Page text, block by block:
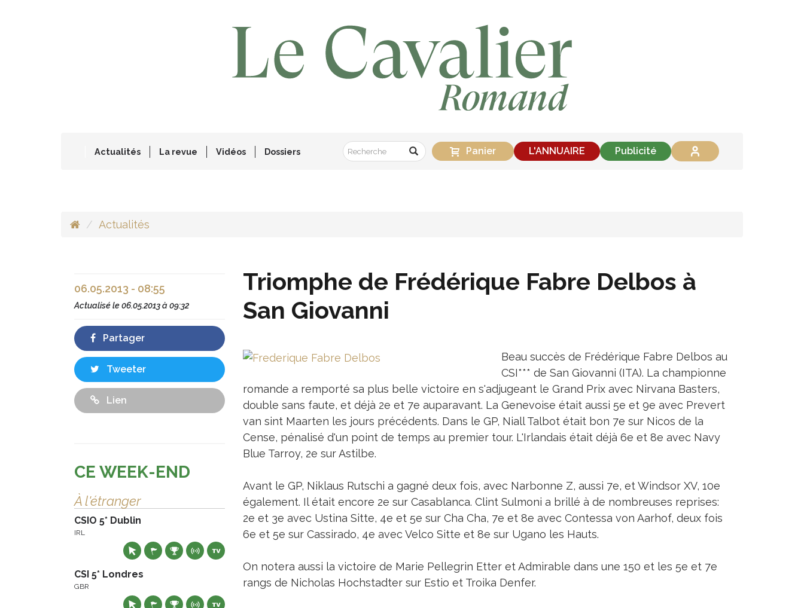
Actualités La revue Vidéos Dossiers Panier L'ANNUAIRE Publicité
Actualités
Triomphe de Frédérique Fabre Delbos à
San Giovanni
Beau succès de Frédérique Fabre Delbos au
CSI*** de San Giovanni (ITA). La championne
romande a remporté sa plus belle victoire en s'adjugeant le Grand Prix avec Nirvana Basters,
double sans faute, et déjà 2e et 7e auparavant. La Genevoise était aussi 5e et 9e avec Prevert
van sint Maarten les jours précédents. Dans le GP, Niall Talbot était bon 7e sur Nicos de la
Cense, pénalisé d'un point de temps au premier tour. L'Irlandais était déjà 6e et 8e avec Navy
Blue Tarroy, 2e sur Astilbe.
Avant le GP, Niklaus Rutschi a gagné deux fois, avec Narbonne Z, aussi 7e, et Windsor XV, 10e
également. Il était encore 2e sur Casablanca. Clint Sulmoni a brillé à de nombreuses reprises:
2e et 3e avec Ustina Sitte, 4e et 5e sur Cha Cha, 7e et 8e avec Contessa von Aarhof, deux fois
6e et 5e sur Cassirado, 4e avec Velco Sitte et 8e sur Ugano les Hauts.
On notera aussi la victoire de Marie Pellegrin Etter et Admirable dans une 150 et les 5e et 7e
rangs de Nicholas Hochstadter sur Estio et Troika Denfer.
06.05.2013 - 08:55
Actualisé le06.05.2013 à 09:32
Partager
Tweeter
Lien
CE WEEK-END
À l'étranger
CSIO 5* Dublin
IRL
CSI 5* Londres
GBR